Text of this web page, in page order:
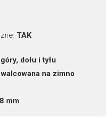
TAK
dołu i tyłu
na zimno
mm